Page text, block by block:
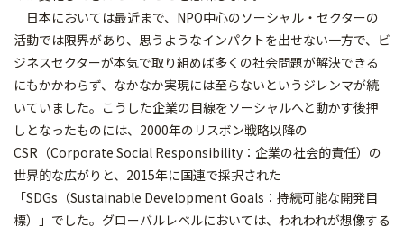
日本においては最近まで、NPO中心のソーシャル・セクターの
活動では限界があり、思うようなインパクトを出せない一方で、ビ
ジネスセクターが本気で取り組めば多くの社会問題が解決できる
にもかかわらず、なかなか実現には至らないというジレンマが続
いていました。こうした企業の目線をソーシャルへと動かす後押
しとなったものには、2000年のリスボン戦略以降の
CSR（Corporate Social Responsibility：企業の社会的責任）の
世界的な広がりと、2015年に国連で採択された
「SDGs（Sustainable Development Goals：持続可能な開発目
標）」でした。グローバルレベルにおいては、われわれが想像する